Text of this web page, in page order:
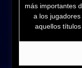
más importantes
a los
aquellos